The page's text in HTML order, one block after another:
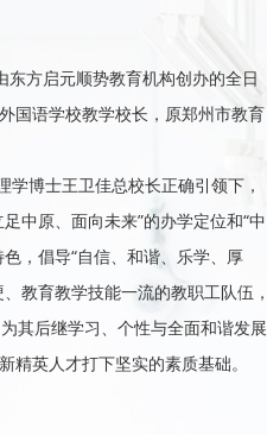
方启元顺势教育机构创办的全日
国语学校教学校长，原郑州市教育
博士王卫佳总校长正确引领下，
中原、面向未来”的办学定位和“中
，倡导“自信、和谐、乐学、厚
教育教学技能一流的教职工队伍，
其后继学习、个性与全面和谐发展
精英人才打下坚实的素质基础。